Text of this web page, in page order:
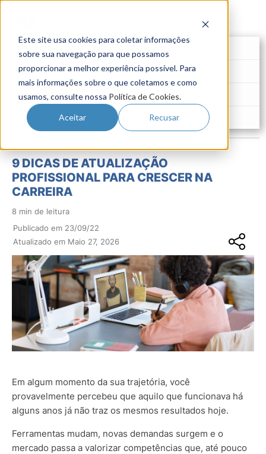
Este site usa cookies para coletar informações
sobre sua navegação para que possamos
proporcionar a melhor experiência possível. Para
mais informações sobre o que coletamos e como
usamos, consulte nossa Política de Cookies.
Aceitar Recusar
Gestão de Talentos
Novo Emprego
Pesquisas
9 DICAS DE ATUALIZAÇÃO
PROFISSIONAL PARA CRESCER NA
CARREIRA
8 min de leitura
Publicado em 23/09/22
Atualizado em Maio 27, 2026
Em algum momento da sua trajetória, você
provavelmente percebeu que aquilo que funcionava há
alguns anos já não traz os mesmos resultados hoje.
Ferramentas mudam, novas demandas surgem e o
mercado passa a valorizar competências que, até pouco